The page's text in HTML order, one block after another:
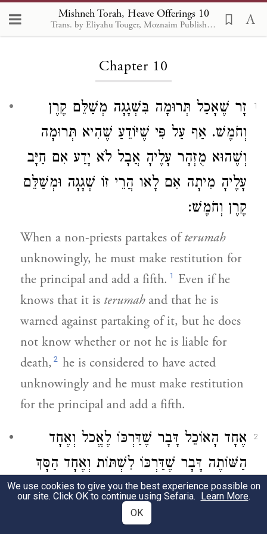
Mishneh Torah, Heave Offerings 10
Trans. by Eliyahu Touger, Moznaim Publishing
Loading...
Chapter 10
1
זָר שֶׁאָכַל תְּרוּמָה בִּשְׁגָגָה מְשַׁלֵּם קֶרֶן
וְחֹמֶשׁ. אַף עַל פִּי שֶׁיּוֹדֵעַ שֶׁהִיא תְּרוּמָה
וְשֶׁהוּא מֻזְהָר עָלֶיהָ אֲבָל לֹא יָדַע אִם חַיָּב
עָלֶיהָ מִיתָה אִם לָאו הֲרֵי זוֹ שְׁגָגָה וּמְשַׁלֵּם
קֶרֶן וְחֹמֶשׁ:
When a non-priests partakes ofterumah
unknowingly, he must make restitution for
the principal and add a fifth. 1 Even if he
knows that it is terumahand that he is
warned against partaking of it, but he does
not know whether or not he is liable for
death, 2 he is considered to have acted
unknowingly and he must make restitution
for the principal and add a fifth.
2
אֶחָד הָאוֹכֵל דָּבָר שֶׁדַּרְכּוֹ לֶאֱכל וְאֶחָד
הַשּׁוֹתֶה דָּבָר שֶׁדַּרְכּוֹ לִשְׁתּוֹת וְאֶחָד הַסָּךְ
דָּבָר שֶׁדַּרְכּוֹ לָסוּךְ שֶׁנֶּאֱמַר(ויקרא כב טו)
"וְלֹא יְחַלְּלוּ אֶת קָדְשֵׁי בְּנֵי יִשְׂרָאֵל" לְרַבּוֹת
We use cookies to give you the best experience possible on
our site. Click OK to continue using Sefaria. Learn More.
OK